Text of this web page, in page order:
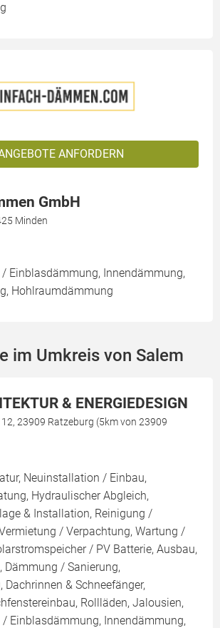
ANFORDERN
GmbH
Minden
/ Einblasdämmung, Innendämmung,
Hohlraumdämmung
im Umkreis von Salem
& ENERGIEDESIGN
23909 Ratzeburg (5km von 23909
Neuinstallation / Einbau,
Hydraulischer Abgleich,
& Installation, Reinigung /
/ Verpachtung, Wartung /
/ PV Batterie, Ausbau,
Dämmung / Sanierung,
Dachrinnen & Schneefänger,
Rollläden, Jalousien,
/ Einblasdämmung, Innendämmung,